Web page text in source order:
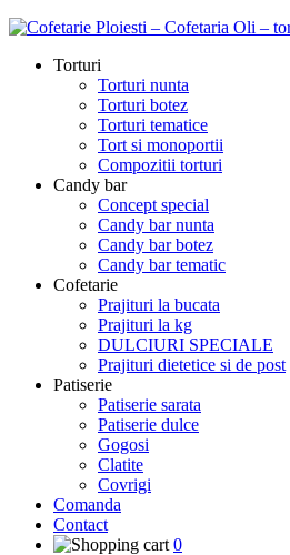
Torturi
Torturi nunta
Torturi botez
Torturi tematice
Tort si monoportii
Compozitii torturi
Candy bar
Concept special
Candy bar nunta
Candy bar botez
Candy bar tematic
Cofetarie
Prajituri la bucata
Prajituri la kg
DULCIURI SPECIALE
Prajituri dietetice si de post
Patiserie
Patiserie sarata
Patiserie dulce
Gogosi
Clatite
Covrigi
Comanda
Contact
0